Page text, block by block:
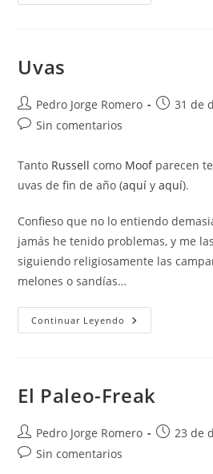
Uvas
Autor
de
Pedro Jorge Romero
31 de
Comentarios
la
entrada:
Sin comentarios
Tanto Russell como Moofparecen
uvas de fin de año (aquí yaquí).
Confieso que no lo entiendo
jamás he tenido problemas, y me
siguiendo religiosamente las
melones o sandías…
Continuar Leyendo Uvas
El Paleo-Freak
Autor
de
Pedro Jorge Romero
23 de
Comentarios
Sin comentarios